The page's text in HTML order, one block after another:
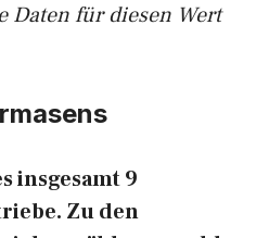
Daten für diesen Wert
insgesamt 9
Zu den